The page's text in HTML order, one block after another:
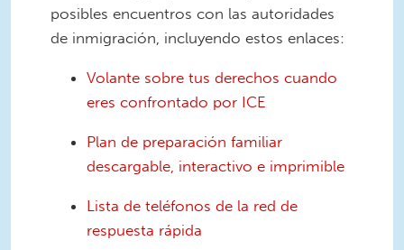
posibles encuentros con las autoridades
de inmigración, incluyendo estos enlaces:
Volante sobre tus derechos cuando
eres confrontado por ICE
Plan de preparación familiar
descargable, interactivo e imprimible
Lista de teléfonos de la red de
respuesta rápida